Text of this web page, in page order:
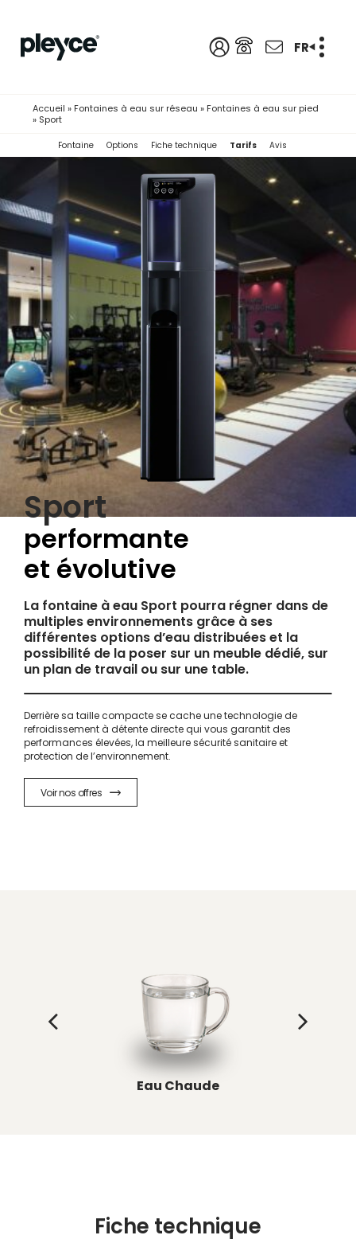
FR
Accueil » Fontaines à eau sur réseau » Fontaines à eau sur pied
» Sport
Fontaine Options Fiche technique Tarifs Avis
Sport
performante
et évolutive
La fontaine à eau Sport pourra régner dans de
multiples environnements grâce à ses
différentes options d’eau distribuées et la
possibilité de la poser sur un meuble dédié, sur
un plan de travail ou sur une table.
Derrière sa taille compacte se cache une technologie de
refroidissement à détente directe qui vous garantit des
performances élevées, la meilleure sécurité sanitaire et
protection de l’environnement.
Voir nos offres
Eau Chaude
Fiche technique